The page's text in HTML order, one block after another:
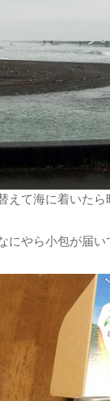
えて海に着いた
にやら小包が届い